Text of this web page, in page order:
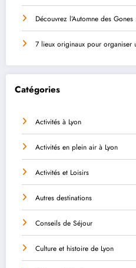
Découvrez l’Automne des
7 lieux originaux pour organiser
Catégories
Activités à Lyon
Activités en plein air à Lyon
Activités et Loisirs
Autres destinations
Conseils de Séjour
Culture et histoire de Lyon